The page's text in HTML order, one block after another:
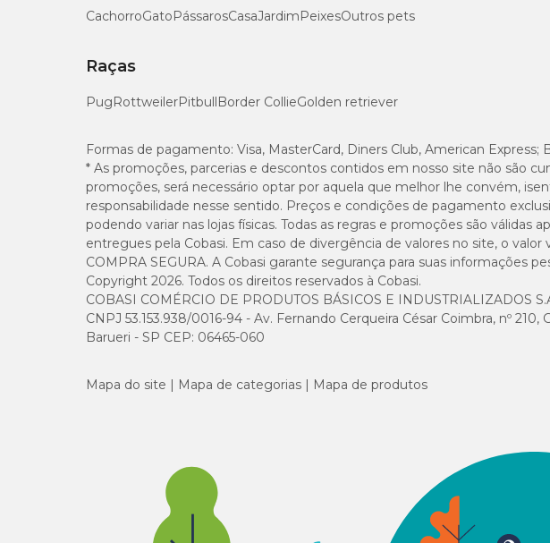
CachorroGatoPássarosCasaJardimPeixesOutros pets
Raças
PugRottweilerPitbullBorder CollieGolden retriever
Formas de pagamento: Visa, MasterCard, Diners Club, American Express;
* As promoções, parcerias e descontos contidos em nosso site não são
promoções, será necessário optar por aquela que melhor lhe convém,
responsabilidade nesse sentido. Preços e condições de pagamento
podendo variar nas lojas físicas. Todas as regras e promoções são válidas
entregues pela Cobasi. Em caso de divergência de valores no site, o valor
COMPRA SEGURA. A Cobasi garante segurança para suas informações
Copyright 2026. Todos os direitos reservados à Cobasi.
COBASI COMÉRCIO DE PRODUTOS BÁSICOS E INDUSTRIALIZADOS
CNPJ 53.153.938/0016-94 - Av. Fernando Cerqueira César Coimbra, nº 210,
Barueri - SP CEP: 06465-060
Mapa do site Mapa de categorias Mapa de produtos